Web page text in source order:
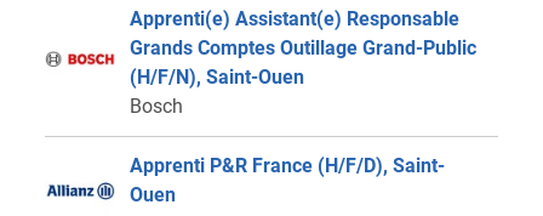
Apprenti(e) Assistant(e) Responsable
Grands Comptes Outillage Grand-Public
(H/F/N), Saint-Ouen
Bosch
Apprenti P&R France (H/F/D), Saint-
Ouen